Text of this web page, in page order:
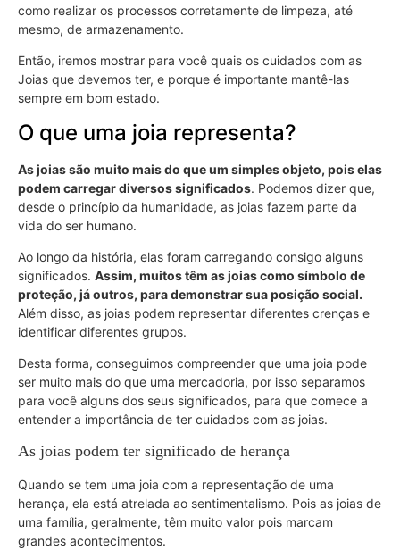
como realizar os processos corretamente de limpeza, até
mesmo, de armazenamento.
Então, iremos mostrar para você quais os cuidados com as
Joias que devemos ter, e porque é importante mantê-las
sempre em bom estado.
O que uma joia representa?
As joias são muito mais do que um simples objeto, pois elas
podem carregar diversos significados. Podemos dizer que,
desde o princípio da humanidade, as joias fazem parte da
vida do ser humano.
Ao longo da história, elas foram carregando consigo alguns
significados. Assim, muitos têm as joias como símbolo de
proteção, já outros, para demonstrar sua posição social.
Além disso, as joias podem representar diferentes crenças e
identificar diferentes grupos.
Desta forma, conseguimos compreender que uma joia pode
ser muito mais do que uma mercadoria, por isso separamos
para você alguns dos seus significados, para que comece a
entender a importância de ter cuidados com as joias.
As joias podem ter significado de herança
Quando se tem uma joia com a representação de uma
herança, ela está atrelada ao sentimentalismo. Pois as joias de
uma família, geralmente, têm muito valor pois marcam
grandes acontecimentos.